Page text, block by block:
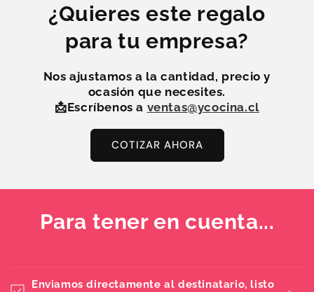
¿Quieres este regalo
para tu empresa?
Nos ajustamos a lacantidad, precio y
ocasión que necesites.
📩Escríbenos a ventas@ycocina.cl
COTIZAR AHORA
Para tener en cuenta...
Enviamos directamente al destinatario, listo